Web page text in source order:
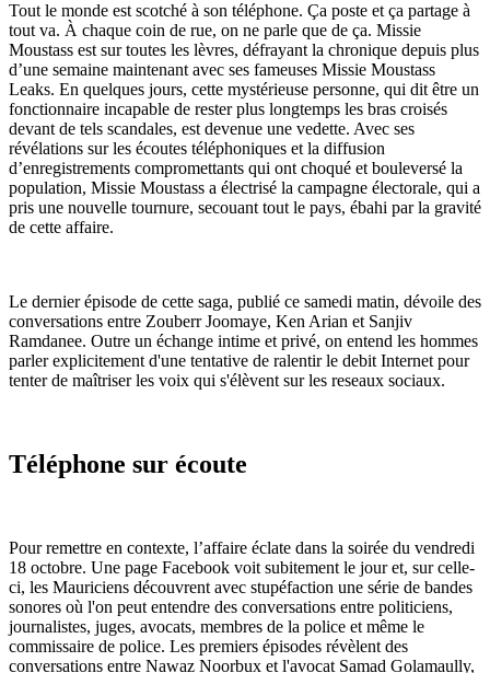
Tout le monde est scotché à son téléphone. Ça poste et ça partage à
tout va. À chaque coin de rue, on ne parle que de ça. Missie
Moustass est sur toutes les lèvres, défrayant la chronique depuis plus
d’une semaine maintenant avec ses fameuses Missie Moustass
Leaks. En quelques jours, cette mystérieuse personne, qui dit être un
fonctionnaire incapable de rester plus longtemps les bras croisés
devant de tels scandales, est devenue une vedette. Avec ses
révélations sur les écoutes téléphoniques et la diffusion
d’enregistrements compromettants qui ont choqué et bouleversé la
population, Missie Moustass a électrisé la campagne électorale, qui a
pris une nouvelle tournure, secouant tout le pays, ébahi par la gravité
de cette affaire.
Le dernier épisode de cette saga, publié ce samedi matin, dévoile des
conversations entre Zouberr Joomaye, Ken Arian et Sanjiv
Ramdanee. Outre un échange intime et privé, on entend les hommes
parler explicitement d'une tentative de ralentir le debit Internet pour
tenter de maîtriser les voix qui s'élèvent sur les reseaux sociaux.
Téléphone sur écoute
Pour remettre en contexte, l’affaire éclate dans la soirée du vendredi
18 octobre. Une page Facebook voit subitement le jour et, sur celle-
ci, les Mauriciens découvrent avec stupéfaction une série de bandes
sonores où l'on peut entendre des conversations entre politiciens,
journalistes, juges, avocats, membres de la police et même le
commissaire de police. Les premiers épisodes révèlent des
conversations entre Nawaz Noorbux et l'avocat Samad Golamaully,